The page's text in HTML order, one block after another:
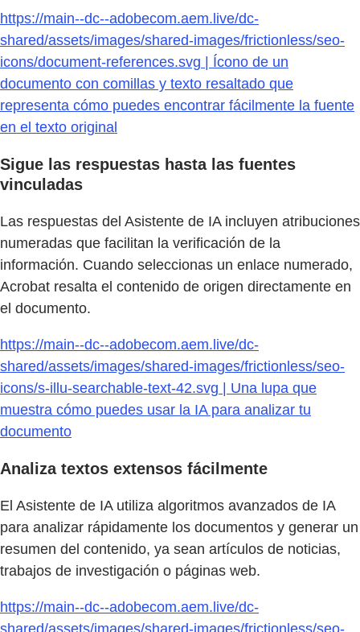
https://main--dc--adobecom.aem.live/dc-
shared/assets/images/shared-images/frictionless/seo-
icons/document-references.svg | Ícono de un
documento con comillas y texto resaltado que
representa cómo puedes encontrar fácilmente la fuente
en el texto original
Sigue las respuestas hasta las fuentes
vinculadas
Las respuestas del Asistente de IA incluyen atribuciones
numeradas que facilitan la verificación de la
información. Cuando seleccionas un enlace numerado,
Acrobat resalta el contenido de origen directamente en
el documento.
https://main--dc--adobecom.aem.live/dc-
shared/assets/images/shared-images/frictionless/seo-
icons/s-illu-searchable-text-42.svg | Una lupa que
muestra cómo puedes usar la IA para analizar tu
documento
Analiza textos extensos fácilmente
El Asistente de IA utiliza algoritmos avanzados de IA
para analizar rápidamente los documentos y generar un
resumen del contenido, ya sean artículos de noticias,
trabajos de investigación o páginas web.
https://main--dc--adobecom.aem.live/dc-